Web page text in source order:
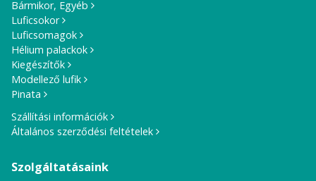
Bármikor, Egyéb
Luficsokor
Luficsomagok
Hélium palackok
Kiegészítők
Modellező lufik
Pinata
Szállítási információk
Általános szerződési feltételek
Szolgáltatásaink